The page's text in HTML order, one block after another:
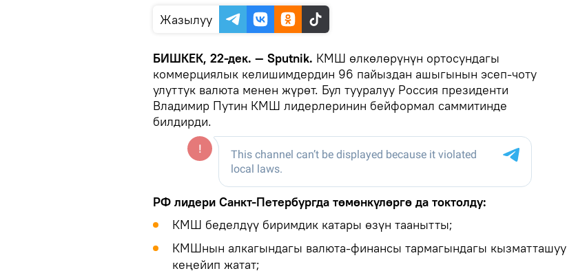
Жазылуу
БИШКЕК, 22-дек. — Sputnik. КМШ өлкөлөрүнүн ортосундагы
коммерциялык келишимдердин 96 пайыздан ашыгынын эсеп-чоту
улуттук валюта менен жүрөт. Бул тууралуу Россия президенти
Владимир Путин КМШ лидерлеринин бейформал саммитинде
билдирди.
РФ лидери Санкт-Петербургда төмөнкүлөргө да токтолду:
КМШ беделдүү биримдик катары өзүн таанытты;
КМШнын алкагындагы валюта-финансы тармагындагы кызматташуу
кеңейип жатат;